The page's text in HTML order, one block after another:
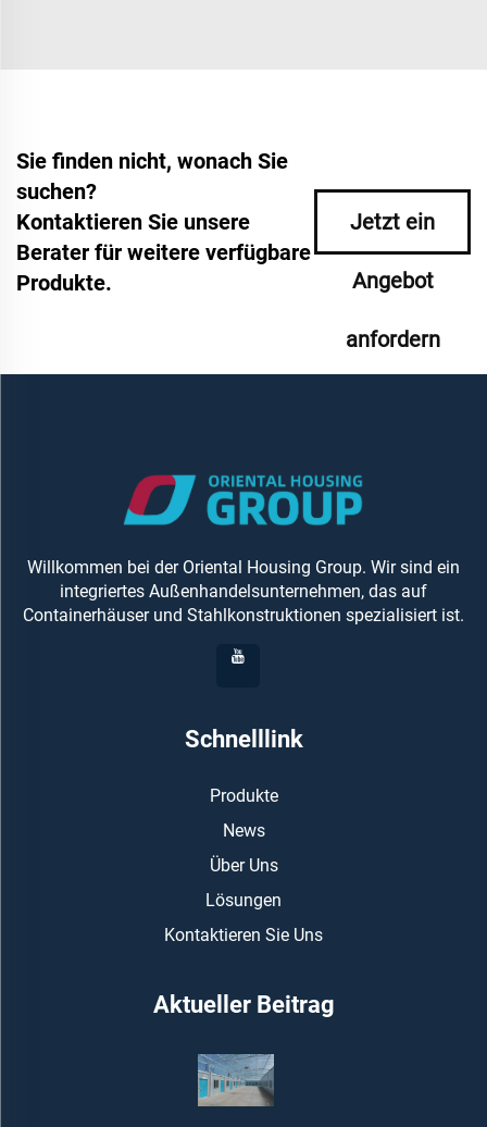
Sie finden nicht, wonach Sie
suchen?
Kontaktieren Sie unsere
Berater für weitere verfügbare
Produkte.
Jetzt ein
Angebot
anfordern
Willkommen bei der Oriental Housing Group. Wir sind ein
integriertes Außenhandelsunternehmen, das auf
Containerhäuser und Stahlkonstruktionen spezialisiert ist.
Schnelllink
Produkte
News
Über Uns
Lösungen
Kontaktieren Sie Uns
Aktueller Beitrag